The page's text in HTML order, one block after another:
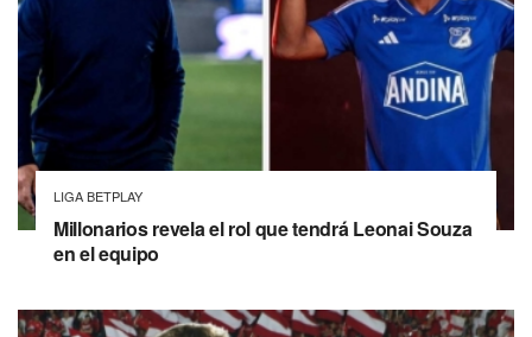
LIGA BETPLAY
Millonarios revela el rol que tendrá Leonai Souza
en el equipo